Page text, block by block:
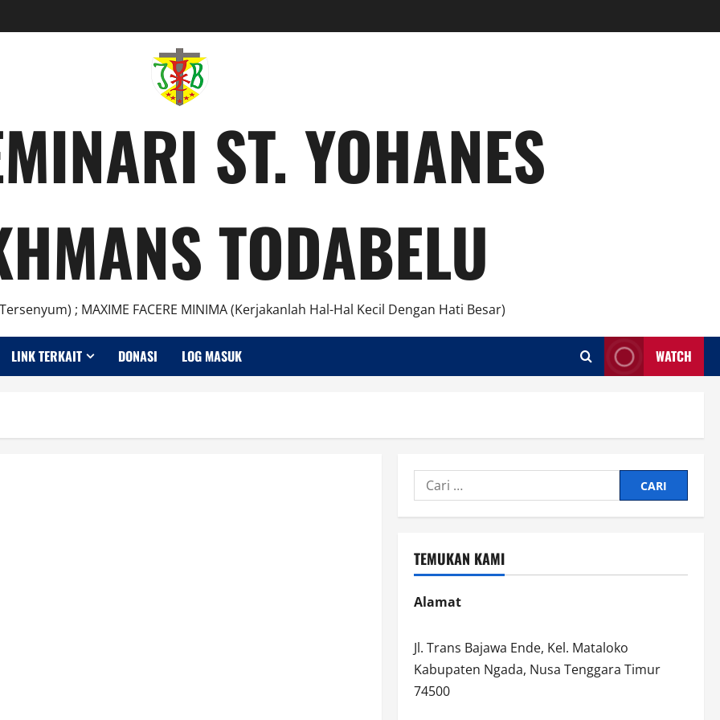
ST. YOHANES
TODABELU
Tersenyum) ; MAXIME FACERE MINIMA (Kerjakanlah Hal-Hal Kecil Dengan Hati Besar)
LINK TERKAIT DONASI LOG MASUK WATCH
Cari
untuk:
TEMUKAN KAMI
Alamat
Jl. Trans Bajawa Ende, Kel. Mataloko
Kabupaten Ngada, Nusa Tenggara Timur
74500